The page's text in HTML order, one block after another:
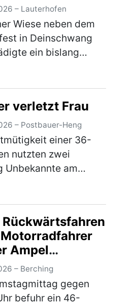
jährige Radfahrerin,
(mehr)
– Lauterhofen
Wiese neben dem
in Deinschwang
ein bislang
silbernen Kia. Die
(mehr)
verletzt Frau
– Postbauer-Heng
einer 36-
nutzten zwei
Unbekannte am
Staatsstraße 2402
als sie einen
(mehr)
Rückwärtsfahren
Ampel
– Berching
gegen
befuhr ein 46-